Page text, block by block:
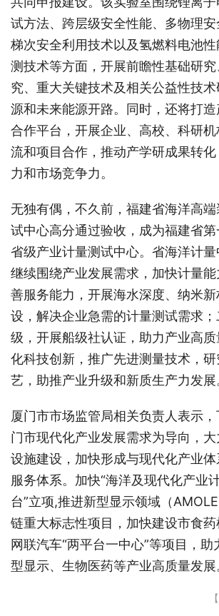
试方法、跨层级安全性能、多物理
梯次安全利用技术以及氢燃料电池
测技术等方面，开展前瞻性基础研
究、重大关键技术及相关公益性技
源和未来能源开路。同时，还将打
合作平台，开展企业、高校、科研
流和项目合作，推动产学研成果转
力和市场竞争力。
无独有偶，不久前，福建省海洋高端
试中心高分通过验收，成为福建省
省级产业计量测试中心。省海洋计
继续围绕产业发展需求，加快计量
善服务能力，开展海水深度、纳米
设，解决企业急需的计量测试需求
级，开展船级社认证，助力产业高
化科技创新，推广先进测量技术，
艺，助推产业升级和新质生产力发展
厦门市市场监管局相关负责人表示
门市现代化产业发展需求为导向，
设施建设，加快形成与现代化产业
服务体系。加快“海洋及现代化产业
台”立项,推进新型显示领域（
链重大标志性项目，加快建设市食
网联汽车“两平台一中心”等项目，
型显示、生物医药等产业高质量发展